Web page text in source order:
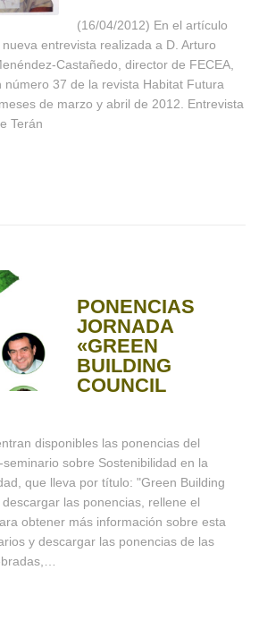
(16/04/2012) En el artículo
entrevista realizada a D. Arturo
Castañedo, director de FECEA,
número 37 de la revista Habitat Futura
de marzo y abril de 2012. Entrevista
Terán
PONENCIAS
JORNADA
«GREEN
BUILDING
COUNCIL
disponibles las ponencias del
sobre Sostenibilidad en la
que lleva por título: "Green Building
las ponencias, rellene el
obtener más información sobre esta
y descargar las ponencias de las